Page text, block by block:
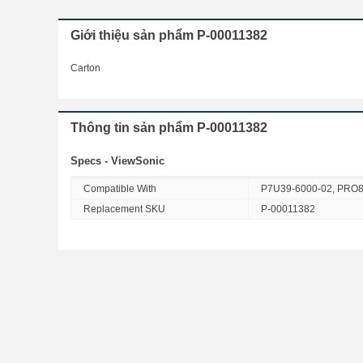
Giới thiệu sản phẩm P-00011382
Carton
Thông tin sản phẩm P-00011382
Specs - ViewSonic
Compatible With
P7U39-6000-02,
Replacement SKU
P-00011382